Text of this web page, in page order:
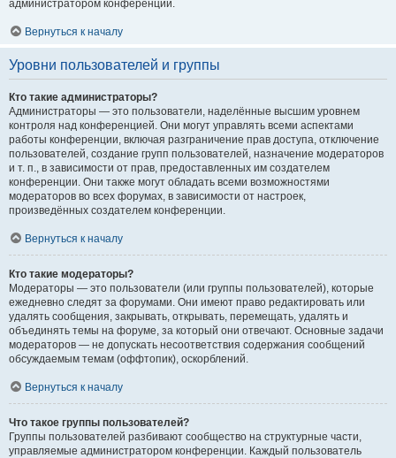
администратором конференции.
Вернуться к началу
Уровни пользователей и группы
Кто такие администраторы?
Администраторы — это пользователи, наделённые высшим уровнем
контроля над конференцией. Они могут управлять всеми аспектами
работы конференции, включая разграничение прав доступа, отключение
пользователей, создание групп пользователей, назначение модераторов
и т. п., в зависимости от прав, предоставленных им создателем
конференции. Они также могут обладать всеми возможностями
модераторов во всех форумах, в зависимости от настроек,
произведённых создателем конференции.
Вернуться к началу
Кто такие модераторы?
Модераторы — это пользователи (или группы пользователей), которые
ежедневно следят за форумами. Они имеют право редактировать или
удалять сообщения, закрывать, открывать, перемещать, удалять и
объединять темы на форуме, за который они отвечают. Основные задачи
модераторов — не допускать несоответствия содержания сообщений
обсуждаемым темам (оффтопик), оскорблений.
Вернуться к началу
Что такое группы пользователей?
Группы пользователей разбивают сообщество на структурные части,
управляемые администратором конференции. Каждый пользователь